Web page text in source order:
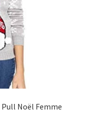
Pull Noël Femme